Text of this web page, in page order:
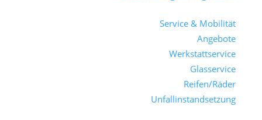
Service & Mobilität
Angebote
Werkstattservice
Glasservice
Reifen/Räder
Unfallinstandsetzung